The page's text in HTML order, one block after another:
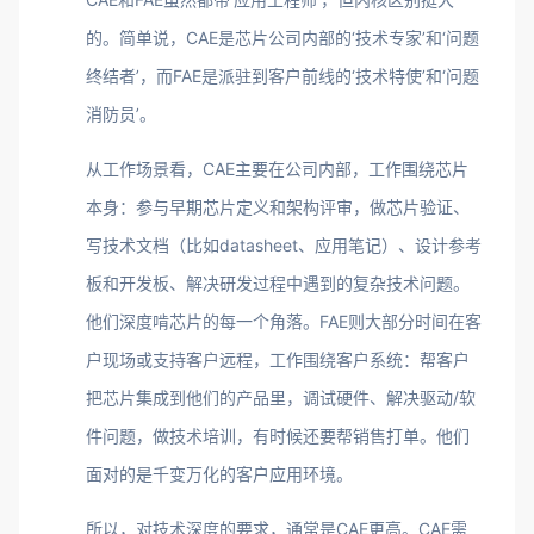
的。简单说，CAE是芯片公司内部的‘技术专家’和‘问题
终结者’，而FAE是派驻到客户前线的‘技术特使’和‘问题
消防员’。
从工作场景看，CAE主要在公司内部，工作围绕芯片
本身：参与早期芯片定义和架构评审，做芯片验证、
写技术文档（比如datasheet、应用笔记）、设计参考
板和开发板、解决研发过程中遇到的复杂技术问题。
他们深度啃芯片的每一个角落。FAE则大部分时间在客
户现场或支持客户远程，工作围绕客户系统：帮客户
把芯片集成到他们的产品里，调试硬件、解决驱动/软
件问题，做技术培训，有时候还要帮销售打单。他们
面对的是千变万化的客户应用环境。
所以，对技术深度的要求，通常是CAE更高。CAE需